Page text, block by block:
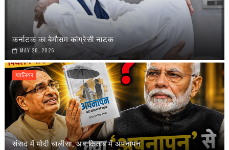
कर्नाटक का बेमौसम कांग्रेसी नाटक
MAY 28, 2026
ग्वालियर
संसद में मोदी चालीसा, अब किताब में अपनापन